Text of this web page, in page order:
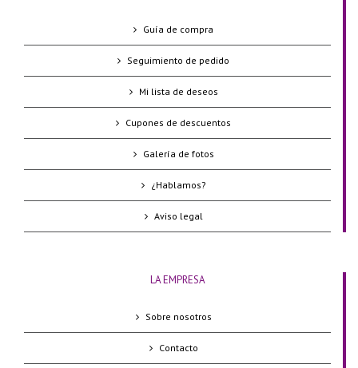
Guía de compra
Seguimiento de pedido
Mi lista de deseos
Cupones de descuentos
Galería de fotos
¿Hablamos?
Aviso legal
LA EMPRESA
Sobre nosotros
Contacto